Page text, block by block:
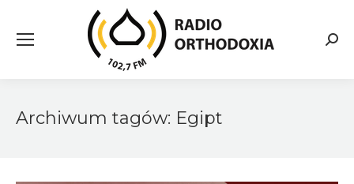
Archiwum tagów: Egipt